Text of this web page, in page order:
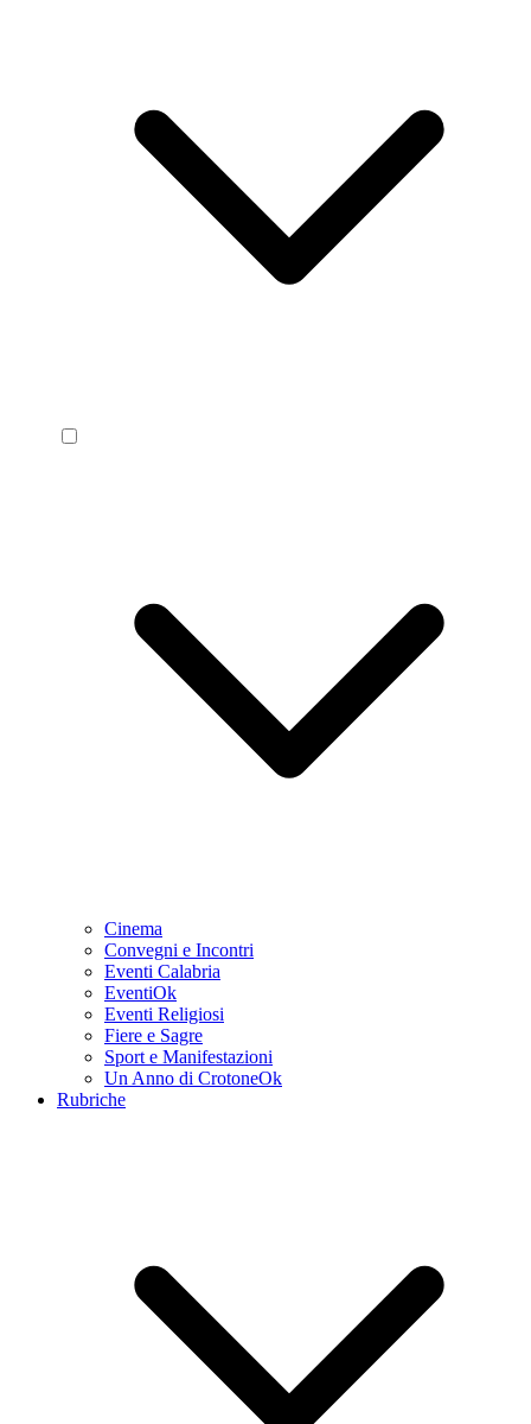
Cinema
Convegni e Incontri
Eventi Calabria
EventiOk
Eventi Religiosi
Fiere e Sagre
Sport e Manifestazioni
Un Anno di CrotoneOk
Rubriche